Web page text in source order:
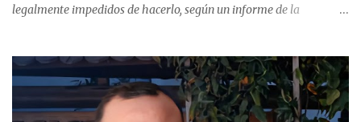
legalmente impedidos de hacerlo, según un informe de la
estableció que estos funcionarios —quienes administran o
custodian fondos públicos— efectuaron transacciones por un
monto total de $116.075.918 entre enero de 2024 y junio de 2025.